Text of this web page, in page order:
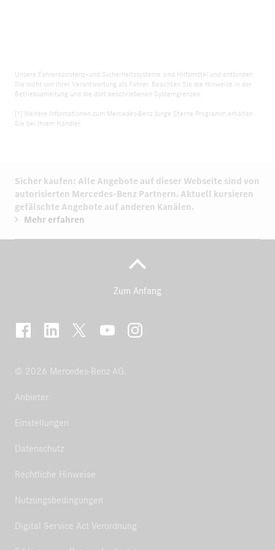
Unsere Fahrerassistenz- und Sicherheitssysteme sind Hilfsmittel und entbinden
Sie nicht von Ihrer Verantwortung als Fahrer. Beachten Sie die Hinweise in der
Betriebsanleitung und die dort beschriebenen Systemgrenzen.
[1] Weitere Informationen zum Mercedes-Benz Junge Sterne Programm erhalten
Sie bei Ihrem Händler.
Sicher kaufen: Alle Angebote auf dieser Webseite sind von
autorisierten Mercedes-Benz Partnern. Aktuell kursieren
gefälschte Angebote auf anderen Kanälen.
Mehr erfahren
Zum Anfang
© 2026 Mercedes-Benz AG.
Anbieter
Einstellungen
Datenschutz
Rechtliche Hinweise
Nutzungsbedingungen
Digital Service Act Verordnung